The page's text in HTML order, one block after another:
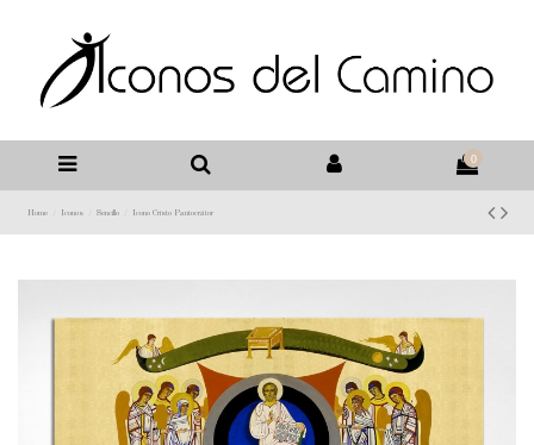
0
Home Iconos Sencillo Icono Cristo Pantocrátor